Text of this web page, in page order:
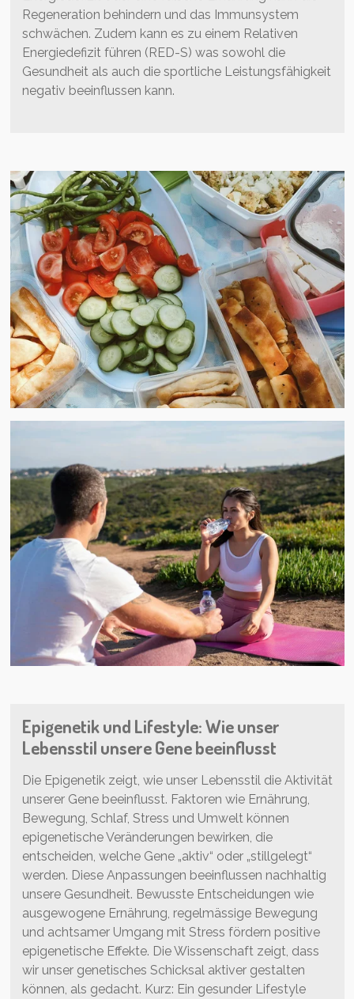
Regeneration behindern und das Immunsystem
schwächen. Zudem kann es zu einem Relativen
Energiedefizit führen (RED-S) was sowohl die
Gesundheit als auch die sportliche Leistungsfähigkeit
negativ beeinflussen kann.
Epigenetik und Lifestyle: Wie unser
Lebensstil unsere Gene beeinflusst
Die Epigenetik zeigt, wie unser Lebensstil die Aktivität
unserer Gene beeinflusst. Faktoren wie Ernährung,
Bewegung, Schlaf, Stress und Umwelt können
epigenetische Veränderungen bewirken, die
entscheiden, welche Gene „aktiv“ oder „stillgelegt“
werden. Diese Anpassungen beeinflussen nachhaltig
unsere Gesundheit. Bewusste Entscheidungen wie
ausgewogene Ernährung, regelmässige Bewegung
und achtsamer Umgang mit Stress fördern positive
epigenetische Effekte. Die Wissenschaft zeigt, dass
wir unser genetisches Schicksal aktiver gestalten
können, als gedacht. Kurz: Ein gesunder Lifestyle